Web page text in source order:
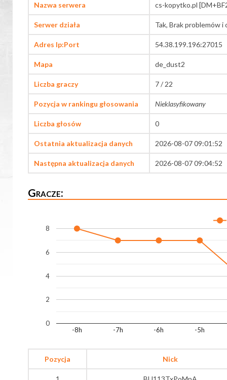
Nazwa serwera cs-kopytko.pl
Serwer działa Tak, Brak problemów i
Adres Ip:Port 54.38.199.196:27015
Mapa de_dust2
Liczba graczy 7 / 22
Pozycja w rankingu głosowania Nieklasyfikowany
Liczba głosów 0
Ostatnia aktualizacja danych 2026-08-07 09:01:52
Następna aktualizacja danych 2026-08-07 09:04:52
Gracze:
-8h -7h -6h -5h
0
2
4
6
8
Pozycja Nick